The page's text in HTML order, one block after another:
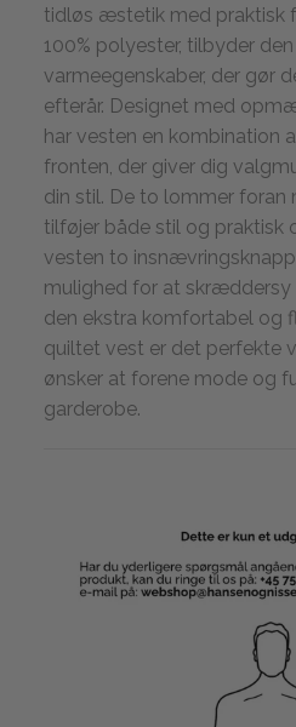
tidløs æstetik med praktisk
100% polyester, tilbyder
varmeegenskaber, der gør
efterår. Designet med
har vesten en kombination
fronten, der giver dig
din stil. De to lommer foran
tilføjer både stil og praktisk
vesten to
mulighed for at
den ekstra komfortabel og
quiltet vest er det perfekte
ønsker at forene mode og
garderobe.